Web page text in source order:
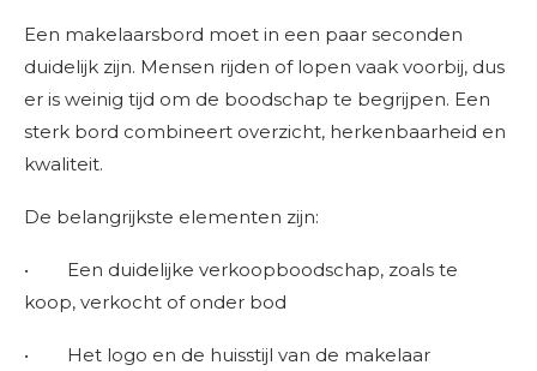
Een makelaarsbord moet in een paar seconden
duidelijk zijn. Mensen rijden of lopen vaak voorbij, dus
er is weinig tijd om de boodschap te begrijpen. Een
sterk bord combineert overzicht, herkenbaarheid en
kwaliteit.
De belangrijkste elementen zijn:
• Een duidelijke verkoopboodschap, zoals te
koop, verkocht of onder bod
• Het logo en de huisstijl van de makelaar